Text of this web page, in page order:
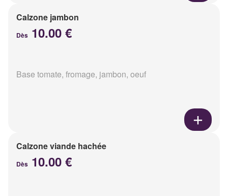
Calzone jambon
Dès 10.00 €
Base tomate, fromage, jambon, oeuf
Calzone viande hachée
Dès 10.00 €